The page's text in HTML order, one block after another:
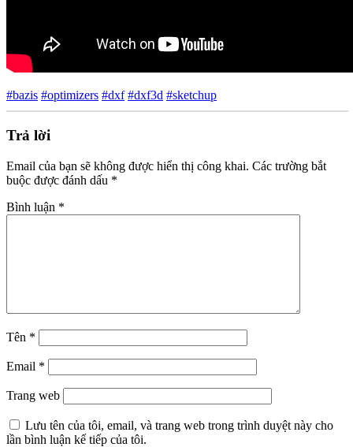
#bazis #optimizers #dxf #dxf3d #sketchup
Trả lời
Email của bạn sẽ không được hiển thị công khai. Các trường bắt
buộc được đánh dấu *
Bình luận *
Tên *
Email *
Trang web
Lưu tên của tôi, email, và trang web trong trình duyệt này cho
lần bình luận kế tiếp của tôi.